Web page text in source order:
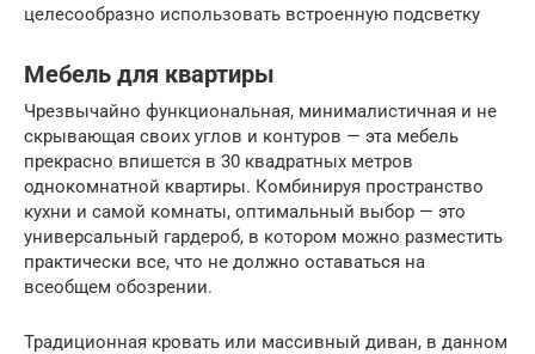
целесообразно использовать встроенную подсветку
Мебель для квартиры
Чрезвычайно функциональная, минималистичная и не
скрывающая своих углов и контуров — эта мебель
прекрасно впишется в 30 квадратных метров
однокомнатной квартиры. Комбинируя пространство
кухни и самой комнаты, оптимальный выбор — это
универсальный гардероб, в котором можно разместить
практически все, что не должно оставаться на
всеобщем обозрении.
Традиционная кровать или массивный диван, в данном